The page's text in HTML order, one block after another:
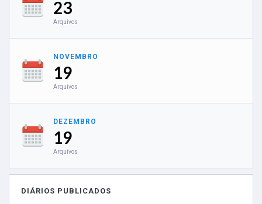
23
Arquivos
NOVEMBRO
19
Arquivos
DEZEMBRO
19
Arquivos
DIÁRIOS PUBLICADOS